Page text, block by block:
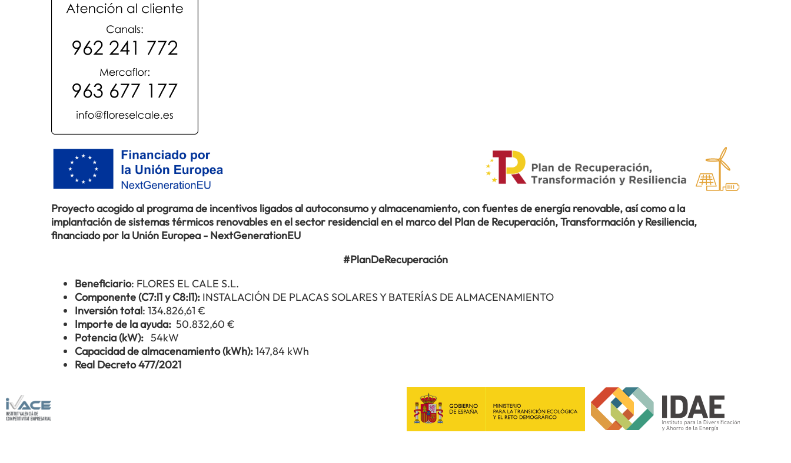
Proyecto acogido al programa de incentivos ligados al autoconsumo y almacenamiento, con fuentes de energía renovable, así como a la
implantación de sistemas térmicos renovables en el sector residencial en el marco del Plan de Recuperación, Transformación y Resiliencia,
financiado por la Unión Europea - NextGenerationEU
#PlanDeRecuperación
Beneficiario: FLORES EL CALE S.L.
Componente (C7:l1 y C8:l1): INSTALACIÓN DE PLACAS SOLARES Y BATERÍAS DE ALMACENAMIENTO
Inversión total: 134.826,61 €
Importe de la ayuda: 50.832,60 €
Potencia (kW): 54kW
Capacidad de almacenamiento (kWh):147,84 kWh
Real Decreto 477/2021